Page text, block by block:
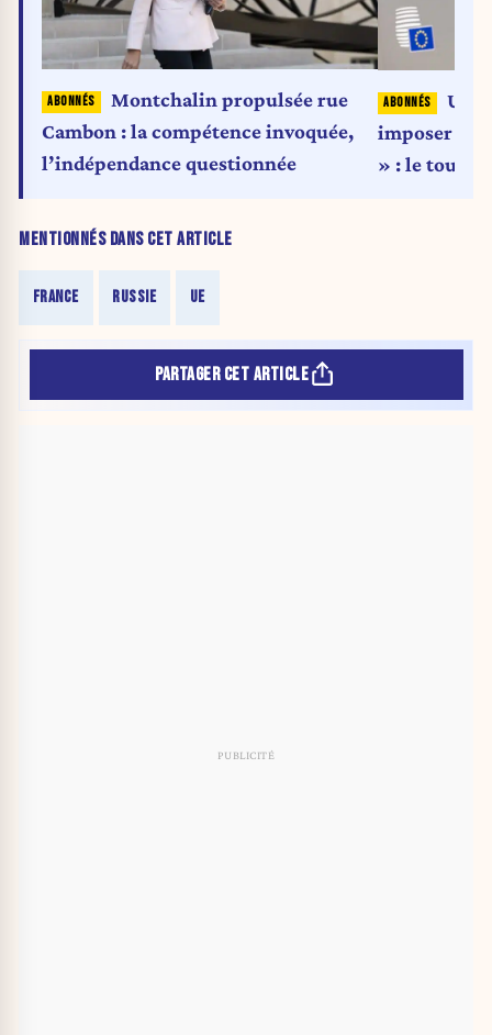
MENTIONNÉS DANS CET ARTICLE
FRANCE RUSSIE UE
Montchalin propulsée rue
Cambon : la compétence invoquée,
l’indépendance questionnée
imposer la
» : le
PARTAGER CET ARTICLE